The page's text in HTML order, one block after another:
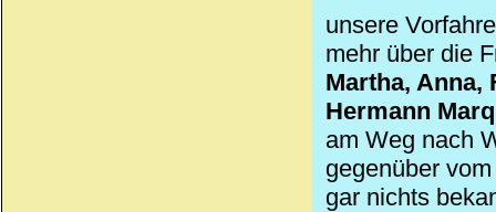
unsere
mehr über die
Martha, Anna,
Hermann
am Weg nach
gegenüber
gar nichts